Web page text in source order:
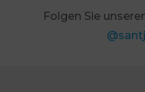
Folgen Sie